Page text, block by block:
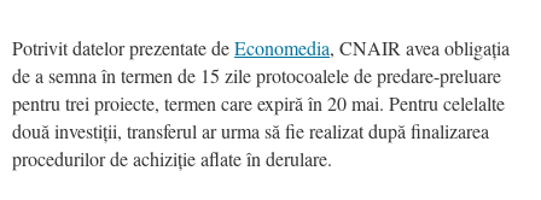
Potrivit datelor prezentate deEconomedia, CNAIR avea obligația
de a semna în termen de 15 zile protocoalele de predare-preluare
pentru trei proiecte, termen care expiră în 20 mai. Pentru celelalte
două investiții, transferul ar urma să fie realizat după finalizarea
procedurilor de achiziție aflate în derulare.